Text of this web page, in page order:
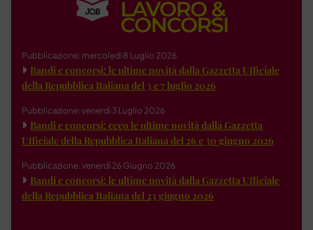
Pubblicazione: mercoledì 8 Luglio 2026
Bandi e concorsi: le ultime novità dalla Gazzetta Ufficiale
della Repubblica Italiana del 3 e 7 luglio 2026
Pubblicazione: venerdì 3 Luglio 2026
Bandi e concorsi: ecco le ultime novità dalla Gazzetta
Ufficiale della Repubblica Italiana del 26 e 30 giugno 2026
Pubblicazione: venerdì 26 Giugno 2026
Bandi e concorsi: le ultime novità dalla Gazzetta Ufficiale
della Repubblica Italiana del 23 giugno 2026